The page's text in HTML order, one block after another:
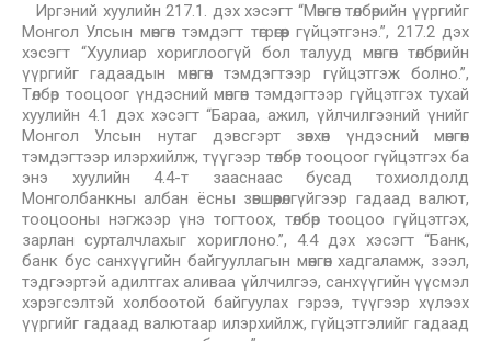
Иргэний хуулийн 217.1. дэх хэсэгт “Мөнгөн төлбөрийн үүргийг
Монгол Улсын мөнгөн тэмдэгт төгрөгөөр гүйцэтгэнэ.”, 217.2 дэх
хэсэгт “Хуулиар хориглоогүй бол талууд мөнгөн төлбөрийн
үүргийг гадаадын мөнгөн тэмдэгтээр гүйцэтгэж болно.”,
Төлбөр тооцоог үндэсний мөнгөн тэмдэгтээр гүйцэтгэх тухай
хуулийн 4.1 дэх хэсэгт “Бараа, ажил, үйлчилгээний үнийг
Монгол Улсын нутаг дэвсгэрт зөвхөн үндэсний мөнгөн
тэмдэгтээр илэрхийлж, түүгээр төлбөр тооцоог гүйцэтгэх ба
энэ хуулийн 4.4-т зааснаас бусад тохиолдолд
Монголбанкны албан ёсны зөвшөөрөлгүйгээр гадаад валют,
тооцооны нэгжээр үнэ тогтоох, төлбөр тооцоо гүйцэтгэх,
зарлан сурталчлахыг хориглоно.”, 4.4 дэх хэсэгт “Банк,
банк бус санхүүгийн байгууллагын мөнгөн хадгаламж, зээл,
тэдгээртэй адилтгах аливаа үйлчилгээ, санхүүгийн үүсмэл
хэрэгсэлтэй холбоотой байгуулах гэрээ, түүгээр хүлээх
үүргийг гадаад валютаар илэрхийлж, гүйцэтгэлийг гадаад